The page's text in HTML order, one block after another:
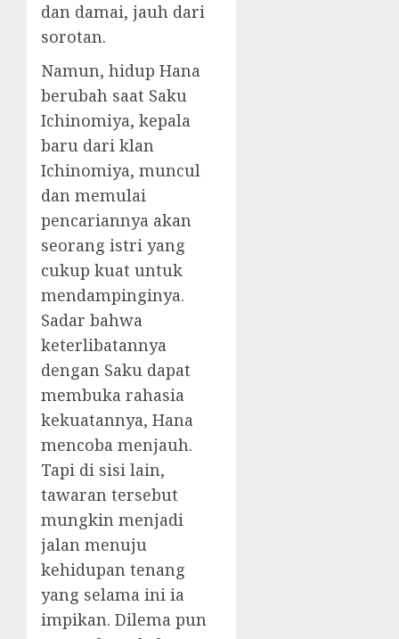
dan damai, jauh dari
sorotan.
Namun, hidup Hana
berubah saat Saku
Ichinomiya, kepala
baru dari klan
Ichinomiya, muncul
dan memulai
pencariannya akan
seorang istri yang
cukup kuat untuk
mendampinginya.
Sadar bahwa
keterlibatannya
dengan Saku dapat
membuka rahasia
kekuatannya, Hana
mencoba menjauh.
Tapi di sisi lain,
tawaran tersebut
mungkin menjadi
jalan menuju
kehidupan tenang
yang selama ini ia
impikan. Dilema pun